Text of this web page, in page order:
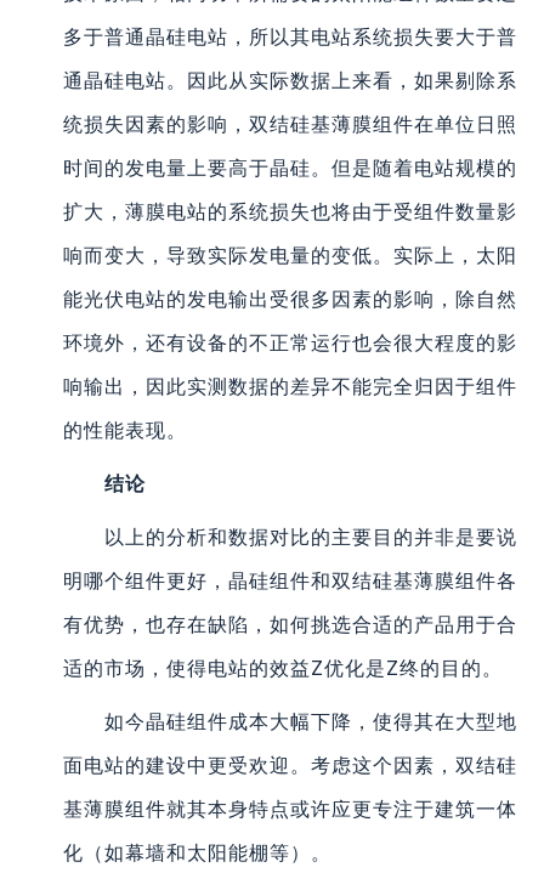
多于普通晶硅电站，所以其电站系统损失要大于普
通晶硅电站。因此从实际数据上来看，如果剔除系
统损失因素的影响，双结硅基薄膜组件在单位日照
时间的发电量上要高于晶硅。但是随着电站规模的
扩大，薄膜电站的系统损失也将由于受组件数量影
响而变大，导致实际发电量的变低。实际上，太阳
能光伏电站的发电输出受很多因素的影响，除自然
环境外，还有设备的不正常运行也会很大程度的影
响输出，因此实测数据的差异不能完全归因于组件
的性能表现。
结论
以上的分析和数据对比的主要目的并非是要说
明哪个组件更好，晶硅组件和双结硅基薄膜组件各
有优势，也存在缺陷，如何挑选合适的产品用于合
适的市场，使得电站的效益Z优化是Z终的目的。
如今晶硅组件成本大幅下降，使得其在大型地
面电站的建设中更受欢迎。考虑这个因素，双结硅
基薄膜组件就其本身特点或许应更专注于建筑一体
化（如幕墙和太阳能棚等）。